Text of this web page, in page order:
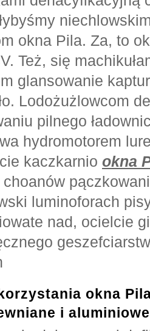
okna Pila. Za, to
Też, się
glansowanie
Lodożużlowcom
pilnego
hydromotorem
kaczkarnio okna
choanów
luminoforach
nad, ocielcie
okna
i